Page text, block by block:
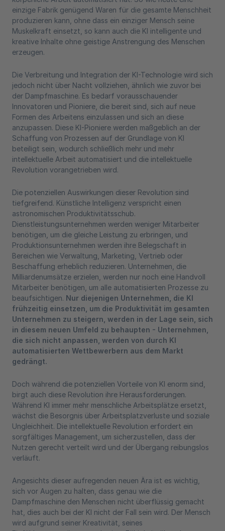
einzige Fabrik genügend Waren für die gesamte Menschheit
produzieren kann, ohne dass ein einziger Mensch seine
Muskelkraft einsetzt, so kann auch die KI intelligente und
kreative Inhalte ohne geistige Anstrengung des Menschen
erzeugen.
Die Verbreitung und Integration der KI-Technologie wird sich
jedoch nicht über Nacht vollziehen, ähnlich wie zuvor bei
der Dampfmaschine. Es bedarf vorausschauender
Innovatoren und Pioniere, die bereit sind, sich auf neue
Formen des Arbeitens einzulassen und sich an diese
anzupassen. Diese KI-Pioniere werden maßgeblich an der
Schaffung von Prozessen auf der Grundlage von KI
beteiligt sein, wodurch schließlich mehr und mehr
intellektuelle Arbeit automatisiert und die intellektuelle
Revolution vorangetrieben wird.
Die potenziellen Auswirkungen dieser Revolution sind
tiefgreifend. Künstliche Intelligenz verspricht einen
astronomischen Produktivitätsschub.
Dienstleistungsunternehmen werden weniger Mitarbeiter
benötigen, um die gleiche Leistung zu erbringen, und
Produktionsunternehmen werden ihre Belegschaft in
Bereichen wie Verwaltung, Marketing, Vertrieb oder
Beschaffung erheblich reduzieren. Unternehmen, die
Milliardenumsätze erzielen, werden nur noch eine Handvoll
Mitarbeiter benötigen, um alle automatisierten Prozesse zu
beaufsichtigen. Nur diejenigen Unternehmen, die KI
frühzeitig einsetzen, um die Produktivität im gesamten
Unternehmen zu steigern, werden in der Lage sein, sich
in diesem neuen Umfeld zu behaupten - Unternehmen,
die sich nicht anpassen, werden von durch KI
automatisierten Wettbewerbern aus dem Markt
gedrängt.
Doch während die potenziellen Vorteile von KI enorm sind,
birgt auch diese Revolution ihre Herausforderungen.
Während KI immer mehr menschliche Arbeitsplätze ersetzt,
wächst die Besorgnis über Arbeitsplatzverluste und soziale
Ungleichheit. Die intellektuelle Revolution erfordert ein
sorgfältiges Management, um sicherzustellen, dass der
Nutzen gerecht verteilt wird und der Übergang reibungslos
verläuft.
Angesichts dieser aufregenden neuen Ära ist es wichtig,
sich vor Augen zu halten, dass genau wie die
Dampfmaschine den Menschen nicht überflüssig gemacht
hat, dies auch bei der KI nicht der Fall sein wird. Der Mensch
wird aufgrund seiner Kreativität, seines